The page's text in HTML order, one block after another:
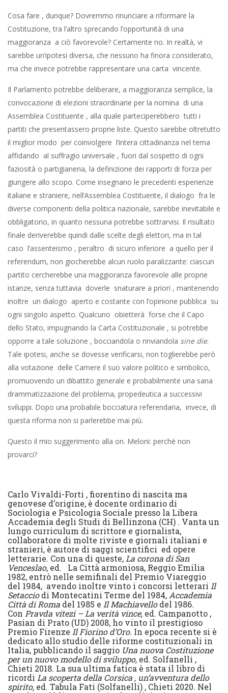
Cosa fare , dunque? Dovremmo rinunciare a riformare la
Costituzione, tra l’altro sprecando l’opportunità di una
maggioranza a ciò favorevole? Certamente no. In realtà, vi
sarebbe un’ipotesi diversa, che nessuno ha finora considerato,
ma che invece potrebbe rappresentare una carta vincente.
Il Parlamento potrebbe deliberare, a maggioranza semplice, la
convocazione di elezioni straordinarie per la nomina di una
Assemblea Costituente , alla quale parteciperebbero tutti i
partiti che presentassero proprie liste. Questo sarebbe oltretutto
il miglior modo per coinvolgere l’intera cittadinanza nel tema
affidando al suffragio universale , fuori dal sospetto di ogni
faziosità o partigianeria, la definizione dei rapporti di forza per
giungere allo scopo. Come insegnano le precedenti esperienze
italiane e straniere, nell’Assemblea Costituente, il dialogo fra le
diverse componenti della politica nazionale, sarebbe inevitabile e
obbligatorio, in quanto nessuna potrebbe sottrarvisi. Il risultato
finale deriverebbe quindi dalle scelte degli elettori, ma in tal
caso l’assenteismo , peraltro di sicuro inferiore a quello per il
referendum, non giocherebbe alcun ruolo paralizzante: ciascun
partito cercherebbe una maggioranza favorevole alle proprie
istanze, senza tuttavia doverle snaturare a priori , mantenendo
inoltre un dialogo aperto e costante con l’opinione pubblica su
ogni singolo aspetto. Qualcuno obietterà forse che il Capo
dello Stato, impugnando la Carta Costituzionale , si potrebbe
opporre a tale soluzione , bocciandola o rinviandola sine die.
Tale ipotesi, anche se dovesse verificarsi, non toglierebbe però
alla votazione delle Camere il suo valore politico e simbolico,
promuovendo un dibattito generale e probabilmente una sana
drammatizzazione del problema, propedeutica a successivi
sviluppi. Dopo una probabile bocciatura referendaria, invece, di
questa riforma non si parlerebbe mai più.
Questo il mio suggerimento alla on. Meloni: perché non
provarci?
Carlo Vivaldi-Forti , fiorentino di nascita ma
genovese d’origine, è docente ordinario di
Sociologia e Psicologia Sociale presso la Libera
Accademia degli Studi di Bellinzona (CH) . Vanta un
lungo curriculum di scrittore e giornalista,
collaboratore di molte riviste e giornali italiani e
stranieri, è autore di saggi scientifici ed opere
letterarie. Con una di queste, La corona di San
Venceslao, ed. La Città armoniosa, Reggio Emilia
1982, entrò nelle semifinali del Premio Viareggio
del 1984, avendo inoltre vinto i concorsi letterari Il
Setacciodi Montecatini Terme del 1984, Accademia
Città di Roma del 1985 e Il Machiavellodel 1986.
Con Pravda vitezi – La verità vince, ed. Campanotto ,
Pasian di Prato (UD) 2008, ho vinto il prestigioso
Premio Firenze Il Fiorino d’Oro. In epoca recente si è
dedicato allo studio delle riforme costituzionali in
Italia, pubblicando il saggio Una nuova Costituzione
per un nuovo modello di sviluppo, ed. Solfanelli ,
Chieti 2018. La sua ultima fatica è stata il libro di
ricordi La scoperta della Corsica , un’avventura dello
spirito, ed. Tabula Fati (Solfanelli) , Chieti 2020. Nel